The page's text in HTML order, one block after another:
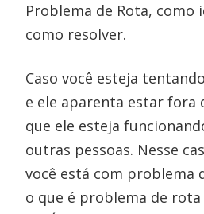
Problema de Rota, como
como resolver.
Caso você esteja
e ele aparenta estar fora
que ele esteja
outras pessoas. Nesse
você está com problema
o que é problema de